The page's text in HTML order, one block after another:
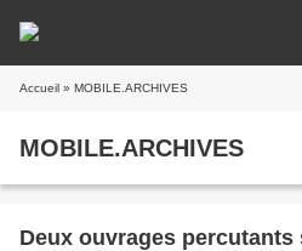
Accueil » MOBILE.ARCHIVES
MOBILE.ARCHIVES
Deux ouvrages